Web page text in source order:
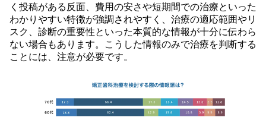
く投稿がある反面、費用の安さや短期間での治療といった
わかりやすい特徴が強調されやすく、治療の適応範囲やリ
スク、診断の重要性といった本質的な情報が十分に伝わら
ない場合もあります。こうした情報のみで治療を判断する
ことには、注意が必要です。